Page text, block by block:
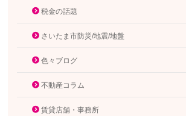
税金の話題
さいたま市防災/地震/地盤
色々ブログ
不動産コラム
賃貸店舗・事務所